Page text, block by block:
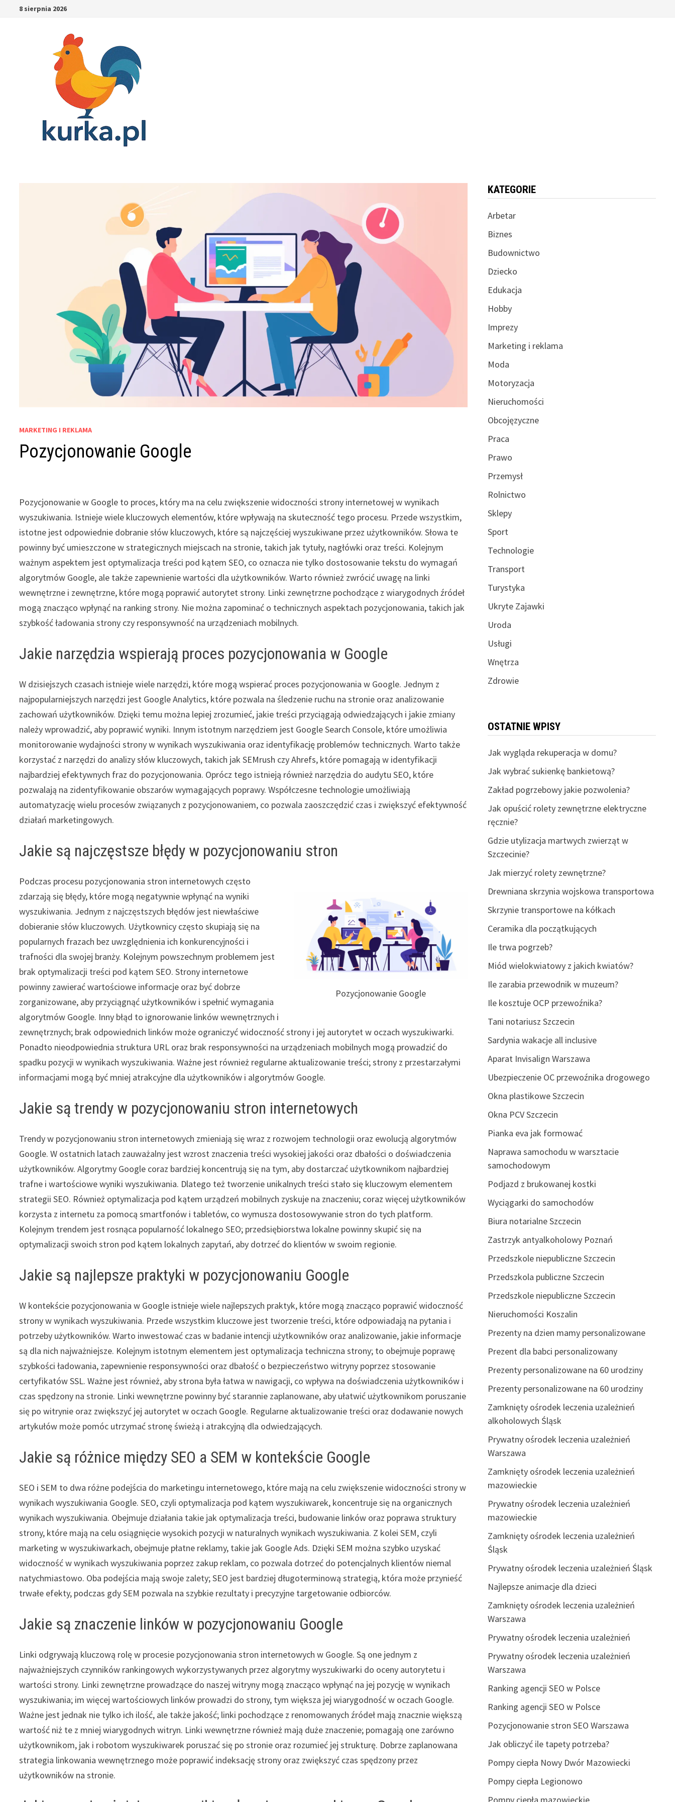
8 sierpnia 2026
MARKETING I REKLAMA
Pozycjonowanie Google
Pozycjonowanie w Google to proces, który ma na celu zwiększenie widoczności strony internetowej w wynikach
wyszukiwania. Istnieje wiele kluczowych elementów, które wpływają na skuteczność tego procesu. Przede wszystkim,
istotne jest odpowiednie dobranie słów kluczowych, które są najczęściej wyszukiwane przez użytkowników. Słowa te
powinny być umieszczone w strategicznych miejscach na stronie, takich jak tytuły, nagłówki oraz treści. Kolejnym
ważnym aspektem jest optymalizacja treści pod kątem SEO, co oznacza nie tylko dostosowanie tekstu do wymagań
algorytmów Google, ale także zapewnienie wartości dla użytkowników. Warto również zwrócić uwagę na linki
wewnętrzne i zewnętrzne, które mogą poprawić autorytet strony. Linki zewnętrzne pochodzące z wiarygodnych źródeł
mogą znacząco wpłynąć na ranking strony. Nie można zapominać o technicznych aspektach pozycjonowania, takich jak
szybkość ładowania strony czy responsywność na urządzeniach mobilnych.
Jakie narzędzia wspierają proces pozycjonowania w Google
W dzisiejszych czasach istnieje wiele narzędzi, które mogą wspierać proces pozycjonowania w Google. Jednym z
najpopularniejszych narzędzi jest Google Analytics, które pozwala na śledzenie ruchu na stronie oraz analizowanie
zachowań użytkowników. Dzięki temu można lepiej zrozumieć, jakie treści przyciągają odwiedzających i jakie zmiany
należy wprowadzić, aby poprawić wyniki. Innym istotnym narzędziem jest Google Search Console, które umożliwia
monitorowanie wydajności strony w wynikach wyszukiwania oraz identyfikację problemów technicznych. Warto także
korzystać z narzędzi do analizy słów kluczowych, takich jak SEMrush czy Ahrefs, które pomagają w identyfikacji
najbardziej efektywnych fraz do pozycjonowania. Oprócz tego istnieją również narzędzia do audytu SEO, które
pozwalają na zidentyfikowanie obszarów wymagających poprawy. Współczesne technologie umożliwiają
automatyzację wielu procesów związanych z pozycjonowaniem, co pozwala zaoszczędzić czas i zwiększyć efektywność
działań marketingowych.
Jakie są najczęstsze błędy w pozycjonowaniu stron
Pozycjonowanie Google
Podczas procesu pozycjonowania stron internetowych często
zdarzają się błędy, które mogą negatywnie wpłynąć na wyniki
wyszukiwania. Jednym z najczęstszych błędów jest niewłaściwe
dobieranie słów kluczowych. Użytkownicy często skupiają się na
popularnych frazach bez uwzględnienia ich konkurencyjności i
trafności dla swojej branży. Kolejnym powszechnym problemem jest
brak optymalizacji treści pod kątem SEO. Strony internetowe
powinny zawierać wartościowe informacje oraz być dobrze
zorganizowane, aby przyciągnąć użytkowników i spełnić wymagania
algorytmów Google. Inny błąd to ignorowanie linków wewnętrznych i
zewnętrznych; brak odpowiednich linków może ograniczyć widoczność strony i jej autorytet w oczach wyszukiwarki.
Ponadto nieodpowiednia struktura URL oraz brak responsywności na urządzeniach mobilnych mogą prowadzić do
spadku pozycji w wynikach wyszukiwania. Ważne jest również regularne aktualizowanie treści; strony z przestarzałymi
informacjami mogą być mniej atrakcyjne dla użytkowników i algorytmów Google.
Jakie są trendy w pozycjonowaniu stron internetowych
Trendy w pozycjonowaniu stron internetowych zmieniają się wraz z rozwojem technologii oraz ewolucją algorytmów
Google. W ostatnich latach zauważalny jest wzrost znaczenia treści wysokiej jakości oraz dbałości o doświadczenia
użytkowników. Algorytmy Google coraz bardziej koncentrują się na tym, aby dostarczać użytkownikom najbardziej
trafne i wartościowe wyniki wyszukiwania. Dlatego też tworzenie unikalnych treści stało się kluczowym elementem
strategii SEO. Również optymalizacja pod kątem urządzeń mobilnych zyskuje na znaczeniu; coraz więcej użytkowników
korzysta z internetu za pomocą smartfonów i tabletów, co wymusza dostosowywanie stron do tych platform.
Kolejnym trendem jest rosnąca popularność lokalnego SEO; przedsiębiorstwa lokalne powinny skupić się na
optymalizacji swoich stron pod kątem lokalnych zapytań, aby dotrzeć do klientów w swoim regionie.
Jakie są najlepsze praktyki w pozycjonowaniu Google
W kontekście pozycjonowania w Google istnieje wiele najlepszych praktyk, które mogą znacząco poprawić widoczność
strony w wynikach wyszukiwania. Przede wszystkim kluczowe jest tworzenie treści, które odpowiadają na pytania i
potrzeby użytkowników. Warto inwestować czas w badanie intencji użytkowników oraz analizowanie, jakie informacje
są dla nich najważniejsze. Kolejnym istotnym elementem jest optymalizacja techniczna strony; to obejmuje poprawę
szybkości ładowania, zapewnienie responsywności oraz dbałość o bezpieczeństwo witryny poprzez stosowanie
certyfikatów SSL. Ważne jest również, aby strona była łatwa w nawigacji, co wpływa na doświadczenia użytkowników i
czas spędzony na stronie. Linki wewnętrzne powinny być starannie zaplanowane, aby ułatwić użytkownikom poruszanie
się po witrynie oraz zwiększyć jej autorytet w oczach Google. Regularne aktualizowanie treści oraz dodawanie nowych
artykułów może pomóc utrzymać stronę świeżą i atrakcyjną dla odwiedzających.
Jakie są różnice między SEO a SEM w kontekście Google
SEO i SEM to dwa różne podejścia do marketingu internetowego, które mają na celu zwiększenie widoczności strony w
wynikach wyszukiwania Google. SEO, czyli optymalizacja pod kątem wyszukiwarek, koncentruje się na organicznych
wynikach wyszukiwania. Obejmuje działania takie jak optymalizacja treści, budowanie linków oraz poprawa struktury
strony, które mają na celu osiągnięcie wysokich pozycji w naturalnych wynikach wyszukiwania. Z kolei SEM, czyli
marketing w wyszukiwarkach, obejmuje płatne reklamy, takie jak Google Ads. Dzięki SEM można szybko uzyskać
widoczność w wynikach wyszukiwania poprzez zakup reklam, co pozwala dotrzeć do potencjalnych klientów niemal
natychmiastowo. Oba podejścia mają swoje zalety; SEO jest bardziej długoterminową strategią, która może przynieść
trwałe efekty, podczas gdy SEM pozwala na szybkie rezultaty i precyzyjne targetowanie odbiorców.
Jakie są znaczenie linków w pozycjonowaniu Google
Linki odgrywają kluczową rolę w procesie pozycjonowania stron internetowych w Google. Są one jednym z
najważniejszych czynników rankingowych wykorzystywanych przez algorytmy wyszukiwarki do oceny autorytetu i
wartości strony. Linki zewnętrzne prowadzące do naszej witryny mogą znacząco wpłynąć na jej pozycję w wynikach
wyszukiwania; im więcej wartościowych linków prowadzi do strony, tym większa jej wiarygodność w oczach Google.
Ważne jest jednak nie tylko ich ilość, ale także jakość; linki pochodzące z renomowanych źródeł mają znacznie większą
wartość niż te z mniej wiarygodnych witryn. Linki wewnętrzne również mają duże znaczenie; pomagają one zarówno
użytkownikom, jak i robotom wyszukiwarek poruszać się po stronie oraz rozumieć jej strukturę. Dobrze zaplanowana
strategia linkowania wewnętrznego może poprawić indeksację strony oraz zwiększyć czas spędzony przez
użytkowników na stronie.
KATEGORIE
Arbetar
Biznes
Budownictwo
Dziecko
Edukacja
Hobby
Imprezy
Marketing i reklama
Moda
Motoryzacja
Nieruchomości
Obcojęzyczne
Praca
Prawo
Przemysł
Rolnictwo
Sklepy
Sport
Technologie
Transport
Turystyka
Ukryte Zajawki
Uroda
Usługi
Wnętrza
Zdrowie
OSTATNIE WPISY
Jak wygląda rekuperacja w domu?
Jak wybrać sukienkę bankietową?
Zakład pogrzebowy jakie pozwolenia?
Jak opuścić rolety zewnętrzne elektryczne
ręcznie?
Gdzie utylizacja martwych zwierząt w
Szczecinie?
Jak mierzyć rolety zewnętrzne?
Drewniana skrzynia wojskowa transportowa
Skrzynie transportowe na kółkach
Ceramika dla początkujących
Ile trwa pogrzeb?
Miód wielokwiatowy z jakich kwiatów?
Ile zarabia przewodnik w muzeum?
Ile kosztuje OCP przewoźnika?
Tani notariusz Szczecin
Sardynia wakacje all inclusive
Aparat Invisalign Warszawa
Ubezpieczenie OC przewoźnika drogowego
Okna plastikowe Szczecin
Okna PCV Szczecin
Pianka eva jak formować
Naprawa samochodu w warsztacie
samochodowym
Podjazd z brukowanej kostki
Wyciągarki do samochodów
Biura notarialne Szczecin
Zastrzyk antyalkoholowy Poznań
Przedszkole niepubliczne Szczecin
Przedszkola publiczne Szczecin
Przedszkole niepubliczne Szczecin
Nieruchomości Koszalin
Prezenty na dzien mamy personalizowane
Prezent dla babci personalizowany
Prezenty personalizowane na 60 urodziny
Prezenty personalizowane na 60 urodziny
Zamknięty ośrodek leczenia uzależnień
alkoholowych Śląsk
Prywatny ośrodek leczenia uzależnień
Warszawa
Zamknięty ośrodek leczenia uzależnień
mazowieckie
Prywatny ośrodek leczenia uzależnień
mazowieckie
Zamknięty ośrodek leczenia uzależnień
Śląsk
Prywatny ośrodek leczenia uzależnień Śląsk
Najlepsze animacje dla dzieci
Zamknięty ośrodek leczenia uzależnień
Warszawa
Prywatny ośrodek leczenia uzależnień
Prywatny ośrodek leczenia uzależnień
Warszawa
Ranking agencji SEO w Polsce
Ranking agencji SEO w Polsce
Pozycjonowanie stron SEO Warszawa
Jak obliczyć ile tapety potrzeba?
Pompy ciepła Nowy Dwór Mazowiecki
Pompy ciepła Legionowo